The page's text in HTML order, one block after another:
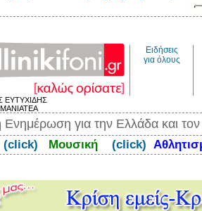
Ειδήσεις
για όλους
ΕΥΤΥΧΙΔΗΣ
ΜΑΝΙΑΤΕΑ
Ενημέρωση για την Ελλάδα και
(click) Μουσική (click)